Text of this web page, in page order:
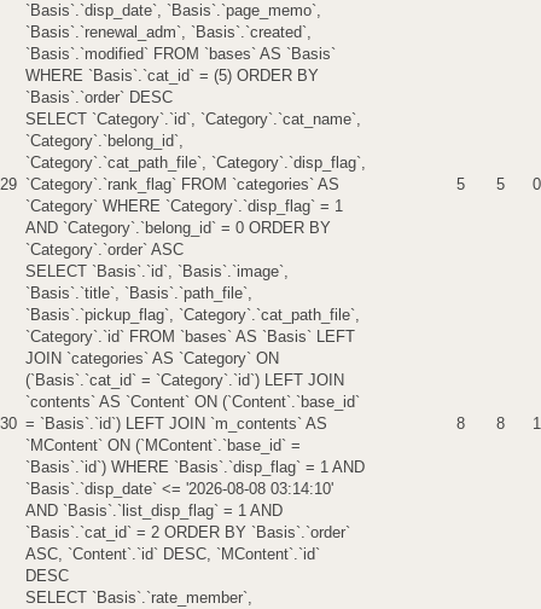
`Basis`.`disp_date`, `Basis`.`page_memo`,
`Basis`.`renewal_adm`, `Basis`.`created`,
`Basis`.`modified` FROM `bases` AS `Basis`
WHERE `Basis`.`cat_id` = (5) ORDER BY
`Basis`.`order` DESC
29
SELECT `Category`.`id`, `Category`.`cat_name`,
`Category`.`belong_id`,
`Category`.`cat_path_file`, `Category`.`disp_flag`,
`Category`.`rank_flag` FROM `categories` AS
`Category` WHERE `Category`.`disp_flag` = 1
AND `Category`.`belong_id` = 0 ORDER BY
`Category`.`order` ASC
5 5 0
30
SELECT `Basis`.`id`, `Basis`.`image`,
`Basis`.`title`, `Basis`.`path_file`,
`Basis`.`pickup_flag`, `Category`.`cat_path_file`,
`Category`.`id` FROM `bases` AS `Basis` LEFT
JOIN `categories` AS `Category` ON
(`Basis`.`cat_id` = `Category`.`id`) LEFT JOIN
`contents` AS `Content` ON (`Content`.`base_id`
= `Basis`.`id`) LEFT JOIN `m_contents` AS
`MContent` ON (`MContent`.`base_id` =
`Basis`.`id`) WHERE `Basis`.`disp_flag` = 1 AND
`Basis`.`disp_date` <= '2026-08-08 03:14:10'
AND `Basis`.`list_disp_flag` = 1 AND
`Basis`.`cat_id` = 2 ORDER BY `Basis`.`order`
ASC, `Content`.`id` DESC, `MContent`.`id`
DESC
8 8 1
SELECT `Basis`.`rate_member`,